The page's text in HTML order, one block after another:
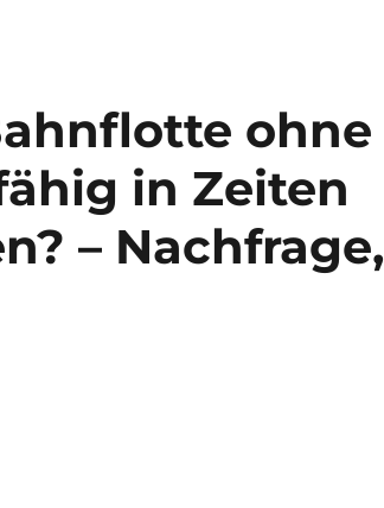
ohne
in Zeiten
– Nachfrage,